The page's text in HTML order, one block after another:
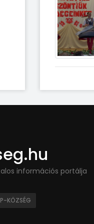
információs portálja
KÖZSÉG